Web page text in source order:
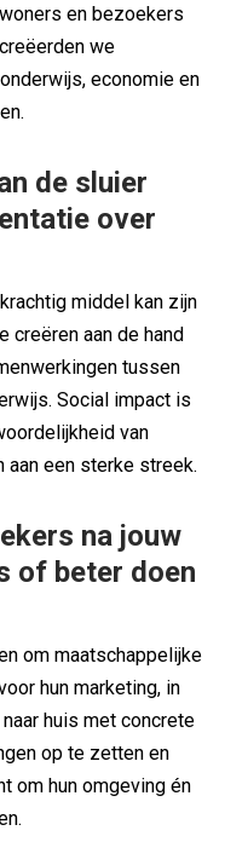
en bezoekers
we
economie en
de sluier
over
middel kan zijn
creëren aan de hand
tussen
Social impact is
van
een sterke streek.
na jouw
of beter doen
om maatschappelijke
hun marketing, in
huis met concrete
op te zetten en
om hun omgeving én